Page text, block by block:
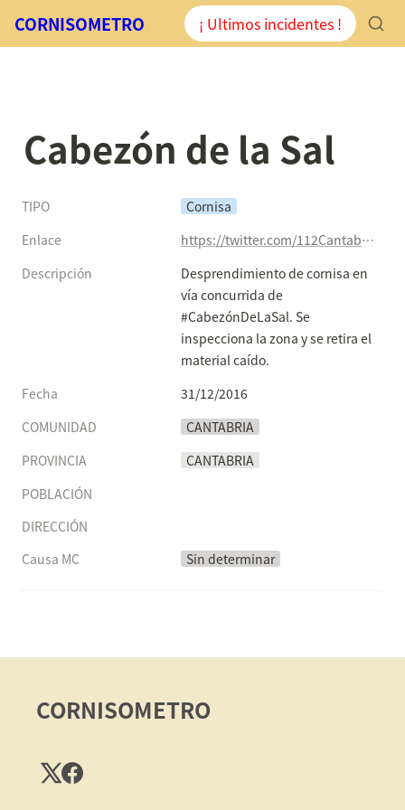
CORNISOMETRO ¡ Ultimos incidentes !
Cabezón de la Sal
TIPO
Cornisa
Enlace
https://twitter.com/112Cantabria/status/815177497922928640
Descripción
Desprendimiento de cornisa en
vía concurrida de
#CabezónDeLaSal. Se
inspecciona la zona y se retira el
material caído.
Fecha
31/12/2016
COMUNIDAD
CANTABRIA
PROVINCIA
CANTABRIA
POBLACIÓN
DIRECCIÓN
Causa MC
Sin determinar
CORNISOMETRO